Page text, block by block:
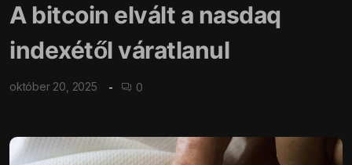
A bitcoin elvált a nasdaq
indexétől váratlanul
október 20, 2025 0